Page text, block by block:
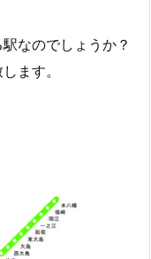
なのでしょうか？
ます。